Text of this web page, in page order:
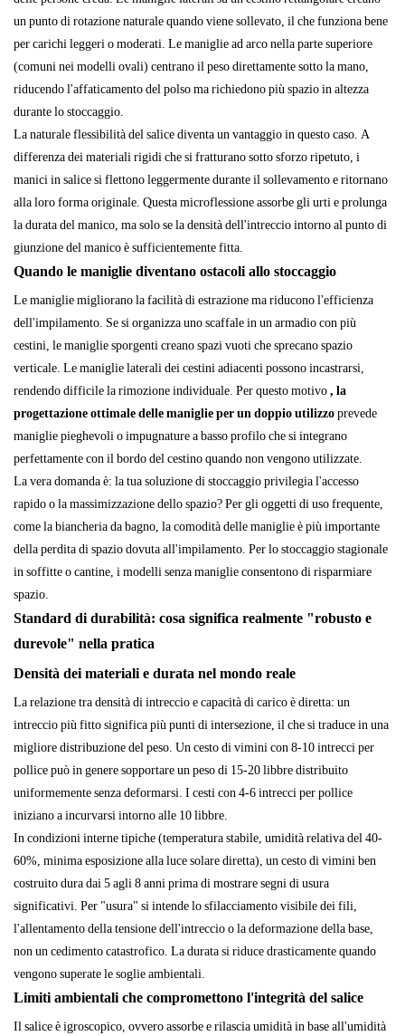
un punto di rotazione naturale quando viene sollevato, il che funziona bene
per carichi leggeri o moderati. Le maniglie ad arco nella parte superiore
(comuni nei modelli ovali) centrano il peso direttamente sotto la mano,
riducendo l'affaticamento del polso ma richiedono più spazio in altezza
durante lo stoccaggio.
La naturale flessibilità del salice diventa un vantaggio in questo caso. A
differenza dei materiali rigidi che si fratturano sotto sforzo ripetuto, i
manici in salice si flettono leggermente durante il sollevamento e ritornano
alla loro forma originale. Questa microflessione assorbe gli urti e prolunga
la durata del manico, ma solo se la densità dell'intreccio intorno al punto di
giunzione del manico è sufficientemente fitta.
Quando le maniglie diventano ostacoli allo stoccaggio
Le maniglie migliorano la facilità di estrazione ma riducono l'efficienza
dell'impilamento. Se si organizza uno scaffale in un armadio con più
cestini, le maniglie sporgenti creano spazi vuoti che sprecano spazio
verticale. Le maniglie laterali dei cestini adiacenti possono incastrarsi,
rendendo difficile la rimozione individuale. Per questo motivo, la
progettazione ottimale delle maniglie per un doppio utilizzoprevede
maniglie pieghevoli o impugnature a basso profilo che si integrano
perfettamente con il bordo del cestino quando non vengono utilizzate.
La vera domanda è: la tua soluzione di stoccaggio privilegia l'accesso
rapido o la massimizzazione dello spazio? Per gli oggetti di uso frequente,
come la biancheria da bagno, la comodità delle maniglie è più importante
della perdita di spazio dovuta all'impilamento. Per lo stoccaggio stagionale
in soffitte o cantine, i modelli senza maniglie consentono di risparmiare
spazio.
Standard di durabilità: cosa significa realmente "robusto e
durevole" nella pratica
Densità dei materiali e durata nel mondo reale
La relazione tra densità di intreccio e capacità di carico è diretta: un
intreccio più fitto significa più punti di intersezione, il che si traduce in una
migliore distribuzione del peso. Un cesto di vimini con 8-10 intrecci per
pollice può in genere sopportare un peso di 15-20 libbre distribuito
uniformemente senza deformarsi. I cesti con 4-6 intrecci per pollice
iniziano a incurvarsi intorno alle 10 libbre.
In condizioni interne tipiche (temperatura stabile, umidità relativa del 40-
60%, minima esposizione alla luce solare diretta), un cesto di vimini ben
costruito dura dai 5 agli 8 anni prima di mostrare segni di usura
significativi. Per "usura" si intende lo sfilacciamento visibile dei fili,
l'allentamento della tensione dell'intreccio o la deformazione della base,
non un cedimento catastrofico. La durata si riduce drasticamente quando
vengono superate le soglie ambientali.
Limiti ambientali che compromettono l'integrità del salice
Il salice è igroscopico, ovvero assorbe e rilascia umidità in base all'umidità